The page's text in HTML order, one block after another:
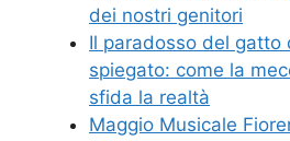
dei nostri genitori
Il paradosso del gatto
spiegato: come la
sfida la realtà
Maggio Musicale